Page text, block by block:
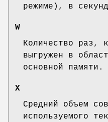
режиме), в
W
Количество раз,
выгружен в
основной памяти.
X
Средний объем
используемого